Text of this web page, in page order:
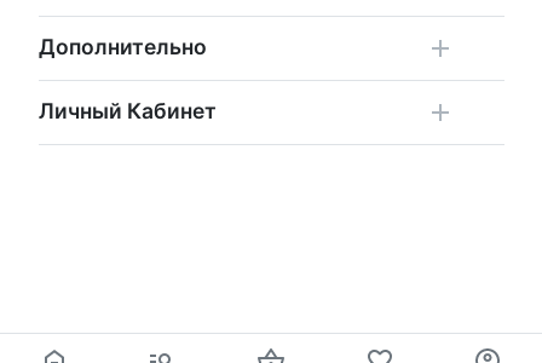
Дополнительно
Личный Кабинет